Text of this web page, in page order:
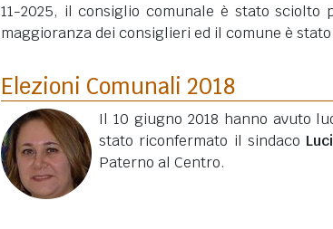
11-2025, il consiglio comunale è stato sciolto
maggioranza dei consiglieri ed il comune è
Elezioni Comunali 2018
Il 10 giugno 2018 hanno avuto
stato riconfermato il sindaco
Paterno al Centro.